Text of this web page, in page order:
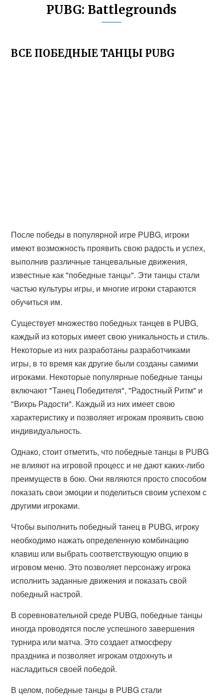
PUBG: Battlegrounds
ВСЕ ПОБЕДНЫЕ ТАНЦЫ PUBG
После победы в популярной игре PUBG, игроки
имеют возможность проявить свою радость и успех,
выполнив различные танцевальные движения,
известные как "победные танцы". Эти танцы стали
частью культуры игры, и многие игроки стараются
обучиться им.
Существует множество победных танцев в PUBG,
каждый из которых имеет свою уникальность и стиль.
Некоторые из них разработаны разработчиками
игры, в то время как другие были созданы самими
игроками. Некоторые популярные победные танцы
включают "Танец Победителя", "Радостный Ритм" и
"Вихрь Радости". Каждый из них имеет свою
характеристику и позволяет игрокам проявить свою
индивидуальность.
Однако, стоит отметить, что победные танцы в PUBG
не влияют на игровой процесс и не дают каких-либо
преимуществ в бою. Они являются просто способом
показать свои эмоции и поделиться своим успехом с
другими игроками.
Чтобы выполнить победный танец в PUBG, игроку
необходимо нажать определенную комбинацию
клавиш или выбрать соответствующую опцию в
игровом меню. Это позволяет персонажу игрока
исполнить заданные движения и показать свой
победный настрой.
В соревновательной среде PUBG, победные танцы
иногда проводятся после успешного завершения
турнира или матча. Это создает атмосферу
праздника и позволяет игрокам отдохнуть и
насладиться своей победой.
В целом, победные танцы в PUBG стали